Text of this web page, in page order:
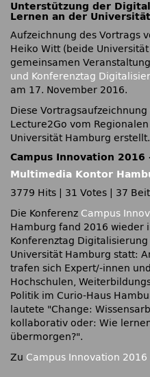
Unterstützung der
Lernen an der
Aufzeichnung des Vortrags
Heiko Witt (beide
gemeinsamen
und Konferenztag
am 17. November 2016.
Diese
Lecture2Go vom
Universität Hamburg erstellt.
Campus Innovation 2016
Multimedia Kontor
3779 Hits
31 Votes
37
Die Konferenz Campus
Hamburg fand 2016 wieder
Konferenztag
Universität Hamburg statt:
trafen sich Expert/-innen
Hochschulen,
Politik im Curio-Haus
lautete
Change:
kollaborativ oder: Wie
übermorgen? .
Zu Campus Innovation 2016